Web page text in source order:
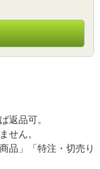
返品可。
せん。
品」「特注・切売り